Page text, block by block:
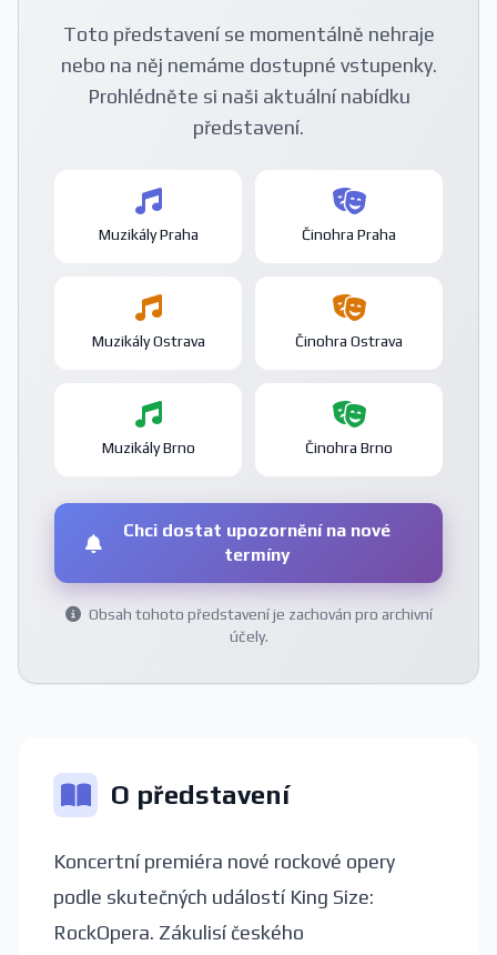
Toto představení se momentálně nehraje
nebo na něj nemáme dostupné vstupenky.
Prohlédněte si naši aktuální nabídku
představení.
Muzikály Praha Činohra Praha
Muzikály Ostrava Činohra Ostrava
Muzikály Brno Činohra Brno
Chci dostat upozornění na nové
termíny
Obsah tohoto představení je zachován pro archivní
účely.
O představení
Koncertní premiéra nové rockové opery
podle skutečných událostí King Size:
RockOpera. Zákulisí českého